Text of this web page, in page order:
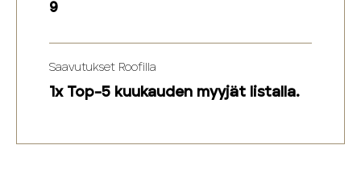
9
Saavutukset Roofilla
1x Top-5 kuukauden myyjät listalla.